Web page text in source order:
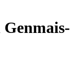
Genmais-